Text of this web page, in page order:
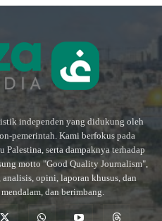
independen yang didukung oleh
pemerintah. Kami berfokus pada
serta dampaknya terhadap
motto "Good Quality Journalism",
opini, laporan khusus, dan
dan berimbang.